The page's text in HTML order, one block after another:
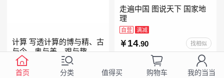
走遍中国 图说天下 国家地
理
自营 满减
14.90 找相似
计算 写透计算的博与精、古
与今、奥与美、艰与趣
自营
99
首页 分类 值得买 购物车 我的当当